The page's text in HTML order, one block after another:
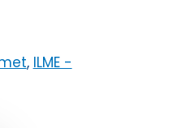
, ILME -